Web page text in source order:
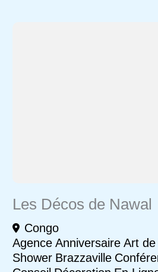
Les Décos de Nawal
Congo
Agence Anniversaire Art
Shower Brazzaville